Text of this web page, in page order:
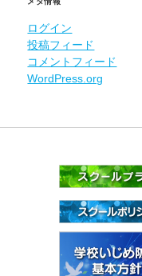
ログイン
投稿フィード
コメントフィード
WordPress.org